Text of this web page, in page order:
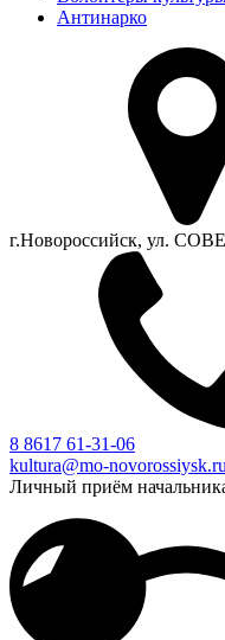
Антинарко
г.Новороссийск, ул.
8 8617 61-31-06
kultura@mo-novorossiysk.ru
Личный приём